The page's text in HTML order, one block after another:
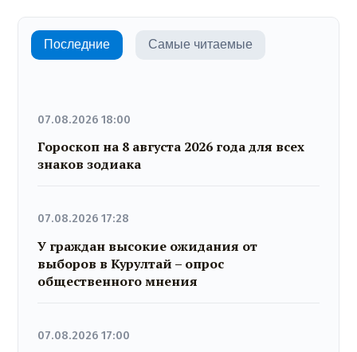
Последние Самые читаемые
07.08.2026 18:00
Гороскоп на 8 августа 2026 года для всех
знаков зодиака
07.08.2026 17:28
У граждан высокие ожидания от
выборов в Курултай – опрос
общественного мнения
07.08.2026 17:00